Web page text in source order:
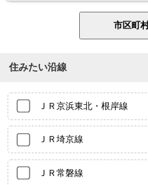
住みたい沿線
ＪＲ京浜東北・根岸線
ＪＲ埼京線
ＪＲ常磐線